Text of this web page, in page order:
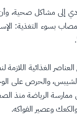
إلى مشاكل صحية،
التغذية:
التغذية أكدت أ.«مها العساف» أهمية تناول 3
والحرص على
ممارسة الرياضة منذ
وعصير الفواكه.